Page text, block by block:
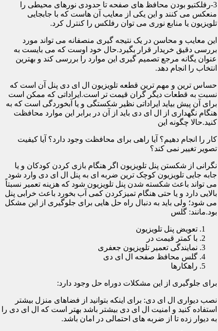
3-رفلکتیو بودن محافظ های صفحه تا حدودی نورهای محیطی را
منعکس می کنند و این یکی از معایب آن هاست که با جابجایی
تلویزیون یا منابع نوری می توان رفلکس را کنترل کرد.
این معایب و محاسن در یک نتیجه گیری منصفانه می تواند مورد
بررسی دقیق خریدار قرار بگیرد.حال خود اوست که می بایست به
عنوان یگانه مرجع تصمیم گیری این موارد را بررسی کند و بهترین
انتخاب را انجام دهد.
حساس ترین و مهم ترین قطعه تلویزیون ال ای دی پنل آن است که
نسبت به قطعات دیگر گران قیمت تر است.ایراداتی که ممکن است
برای آن پیش بیاید ایراداتی نظیر شکستگی و یا آبخوردگی است که به
هنگام نگهداری از ال ای دی باید از آن در برابر این موارد محافظت
کنید.حالا چگونه این
کار را انجام دهیم؟ آیا راهی برای محافظت وجود دارد؟ آیا کیفیت
تصویر تغییر نمی کند؟
نگرانی از شکستن پنل تلویزیون اگر هنگام بازی کردن کودکان و یا
جابه جایی تلویزیون کوچک ترین ضربه ای به پنل ال ای دی وارد شود
می تواند باعث شکسته شدن پنل تلویزیون شود که هزینه تعمیر نسبتاً
بالایی دارد و یا حتی هنگام تمیزکردن کمی آب بخورد باعث خرابی پنل
می شود؛ ولی باید به دنبال راه حل هایی برای جلوگیری از این مشکل
بود.مانند: گلس
تعویض پنل تلویزیون
با کمتر قیمت در
نمایندگی تعمیر تلویزیون جعفری
گلس محافظ صفحه ال ای دی
راهکارها
برای جلوگیری از این مشکلات دوراه حل وجود دارد:
نصب دیواری ال ای دی: برای اینکه بتوانید از فضاهای منزل بیشتر
استفاده کنید و امنیت ال ای دی بیشتر باشد بهتر است که ال ای دی را
به دیوار زده تا از ضربه های احتمالی در امان باشد.